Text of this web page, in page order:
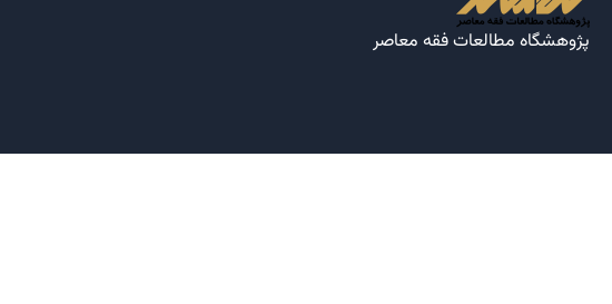
پژوهشگاه مطالعات فقه معاصر